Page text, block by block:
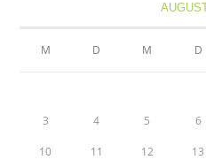
M D M D
3 4 5 6
10 11 12 13